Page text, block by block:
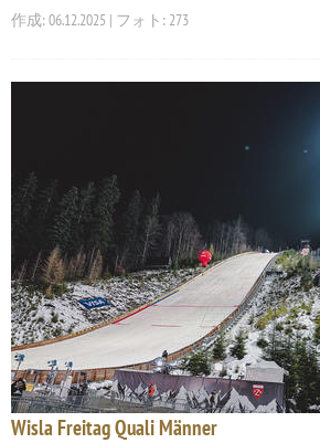
作成: 06.12.2025 | フォト: 273
Wisla Freitag Quali Männer